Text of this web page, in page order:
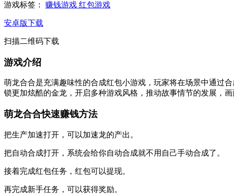
游戏标签： 赚钱游戏 红包游戏
安卓版下载
扫描二维码下载
游戏介绍
萌龙合合是充满趣味性的合成红包小游戏，玩家将在场景中通过
锁更加炫酷的金龙，开启多种游戏风格，推动故事情节的发展，
萌龙合合快速赚钱方法
把生产加速打开，可以加速龙的产出。
把自动合成打开，系统会给你自动合成就不用自己手动合成了。
接着完成红包任务，红包可以提现。
再完成新手任务，可以获得奖励。